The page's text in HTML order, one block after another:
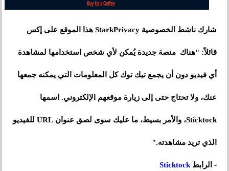
شارك ناشط الخصوصية StarkPrivacy هذا الموقع على إكس
قائلاً: "هناك منصة جديدة يُمكن لأي شخص استخدامها لمشاهدة
أي فيديو دون أن يجمع تيك توك كل المعلومات التي يمكنه جمعها
عنك، ولا تحتاج حتى إلى زيارة موقعهم الإلكتروني. اسمها
Sticktock، والأمر بسيط، ما عليك سوى لصق عنوان URL للفيديو
الذي تريد مشاهدته."
- الرابطSticktock